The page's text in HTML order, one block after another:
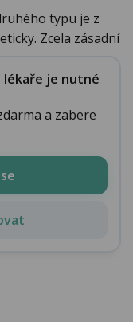
typu je z
Zcela zásadní
lékaře je nutné
a zabere